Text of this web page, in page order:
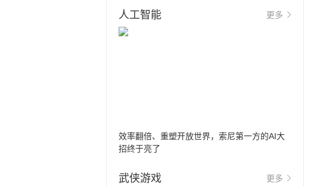
人工智能 更多
效率翻倍、重塑开放世界，索尼第一方的AI大
招终于亮了
武侠游戏 更多